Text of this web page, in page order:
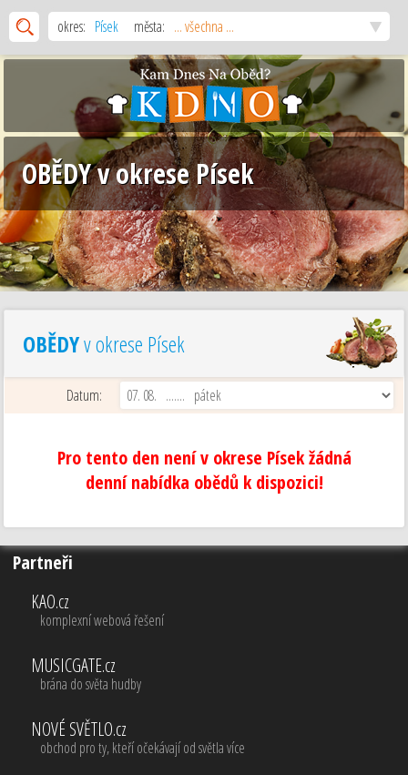
okres: Písek města: ... všechna ...
OBĚDY v okrese Písek
OBĚDYv okrese Písek
Datum:
Pro tento den není v okrese Písek žádná
denní nabídka obědů k dispozici!
Partneři
KAO.cz
komplexní webová řešení
MUSICGATE.cz
brána do světa hudby
NOVÉ SVĚTLO.cz
obchod pro ty, kteří očekávají od světla více